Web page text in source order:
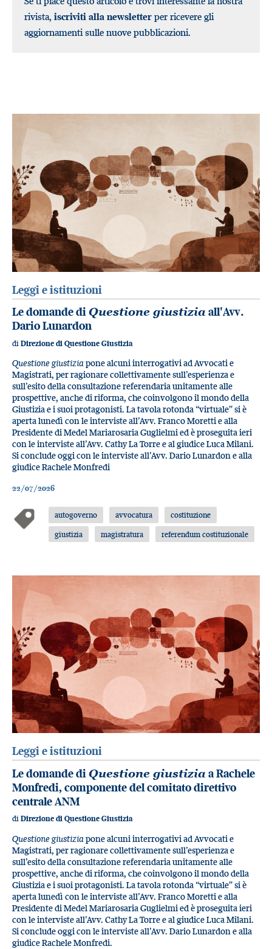
rivista, iscriviti alla newsletter per ricevere gli
aggiornamenti sulle nuove pubblicazioni.
Leggi e istituzioni
Le domande diQuestione giustizia all'Avv.
Dario Lunardon
di Direzione di Questione Giustizia
Questione giustiziapone alcuni interrogativi ad Avvocati e
Magistrati, per ragionare collettivamente sull’esperienza e
sull’esito della consultazione referendaria unitamente alle
prospettive, anche di riforma, che coinvolgono il mondo della
Giustizia e i suoi protagonisti. La tavola rotonda “virtuale” si è
aperta lunedì con le interviste all’Avv. Franco Moretti e alla
Presidente di Medel Mariarosaria Guglielmi ed è proseguita ieri
con le interviste all’Avv. Cathy La Torre e al giudice Luca Milani.
Si conclude oggi con le interviste all’Avv. Dario Lunardon e alla
giudice Rachele Monfredi
22/07/2026
autogoverno avvocatura
costituzione
giustizia
magistratura referendum costituzionale
Leggi e istituzioni
Le domande diQuestione giustizia a Rachele
Monfredi, componente del comitato direttivo
centrale ANM
di Direzione di Questione Giustizia
Questione giustiziapone alcuni interrogativi ad Avvocati e
Magistrati, per ragionare collettivamente sull’esperienza e
sull’esito della consultazione referendaria unitamente alle
prospettive, anche di riforma, che coinvolgono il mondo della
Giustizia e i suoi protagonisti. La tavola rotonda “virtuale” si è
aperta lunedì con le interviste all’Avv. Franco Moretti e alla
Presidente di Medel Mariarosaria Guglielmi ed è proseguita ieri
con le interviste all’Avv. Cathy La Torre e al giudice Luca Milani.
Si conclude oggi con le interviste all’Avv. Dario Lunardon e alla
giudice Rachele Monfredi.